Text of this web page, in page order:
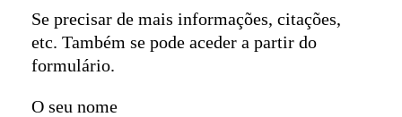
Se precisar de mais informações, citações,
etc. Também se pode aceder a partir do
formulário.
O seu nome